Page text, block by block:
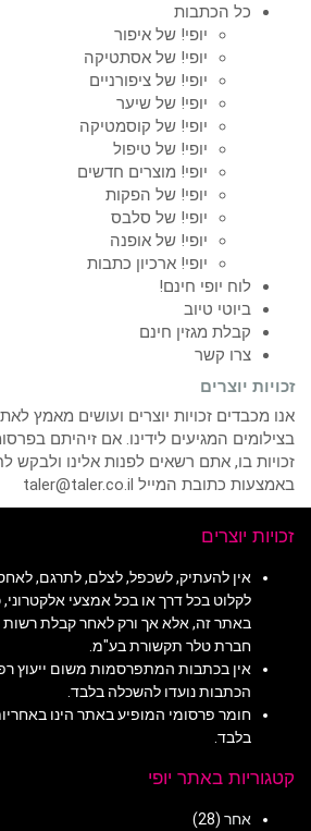
כל הכתבות
יופי! של איפור
יופי! של אסתטיקה
יופי! של ציפורניים
יופי! של שיער
יופי! של קוסמטיקה
יופי! של טיפול
יופי! מוצרים חדשים
יופי! של הפקות
יופי! של סלבס
יופי! של אופנה
יופי! ארכיון כתבות
לוח יופי חינם!
ביוטי טיוב
קבלת מגזין חינם
צרו קשר
זכויות יוצרים
אנו מכבדים זכויות יוצרים ועושים מאמץ
בצילומים המגיעים לידינו. אם זיהיתם
זכויות בו, אתם רשאים לפנות אלינו ולבקש
באמצעות כתובת המייל taler@taler.co.il
זכויות יוצרים
אין להעתיק, לשכפל, לצלם, לתרגם,
לקלוט בכל דרך או בכל אמצעי
באתר זה, אלא אך ורק לאחר קבלת
חברת טלר תקשורת בע"מ.
אין בכתבות המתפרסמות משום ייעוץ
הכתבות נועדו להשכלה בלבד.
חומר פרסומי המופיע באתר הינו
בלבד.
קטגוריות באתר יופי
אחר (28)